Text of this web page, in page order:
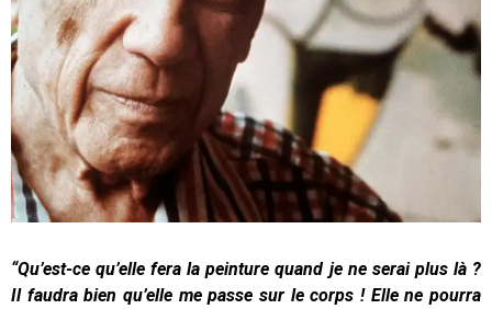
“Qu’est-ce qu’elle fera la peinture quand je ne serai plus là ?
Il faudra bien qu’elle me passe sur le corps ! Elle ne pourra